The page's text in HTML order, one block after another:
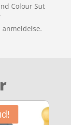
Colour Sut